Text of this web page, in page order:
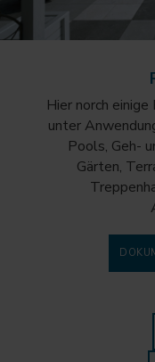
Hier norch
unter
Pools, Geh-
Gärten,